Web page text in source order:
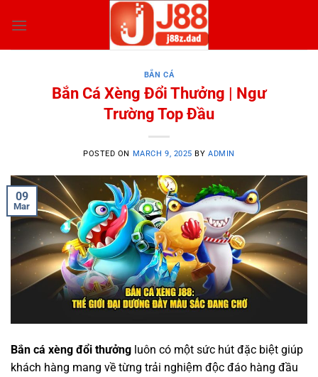
BẮN CÁ
Bắn Cá Xèng Đổi Thưởng | Ngư
Trường Top Đầu
POSTED ON MARCH 9, 2025 BYADMIN
09
Mar
Bắn cá xèng đổi thưởng luôn có một sức hút đặc biệt giúp
khách hàng mang về từng trải nghiệm độc đáo hàng đầu